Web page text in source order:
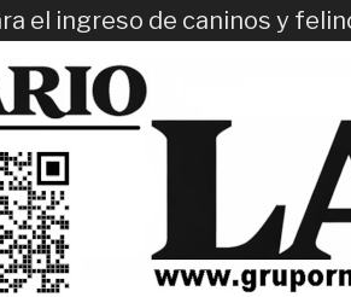
el ingreso de caninos y